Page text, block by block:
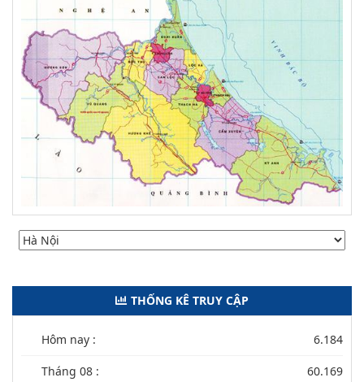
THỐNG KÊ TRUY CẬP
Hôm nay : 6.184
Tháng 08 : 60.169